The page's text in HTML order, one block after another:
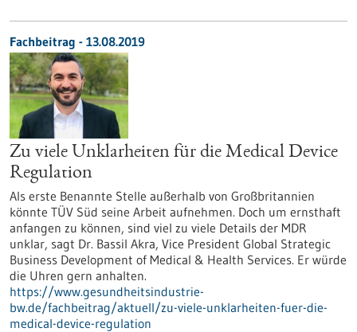
Fachbeitrag - 13.08.2019
Zu viele Unklarheiten für die Medical Device
Regulation
Als erste Benannte Stelle außerhalb von Großbritannien
könnte TÜV Süd seine Arbeit aufnehmen. Doch um ernsthaft
anfangen zu können, sind viel zu viele Details der MDR
unklar, sagt Dr. Bassil Akra, Vice President Global Strategic
Business Development of Medical & Health Services. Er würde
die Uhren gern anhalten.
https://www.gesundheitsindustrie-
bw.de/fachbeitrag/aktuell/zu-viele-unklarheiten-fuer-die-
medical-device-regulation